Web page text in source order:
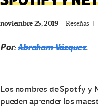
noviembre 25, 2019 Reseñas
Por:Abraham Vázquez.
Los nombres de Spotify y
pueden aprender los